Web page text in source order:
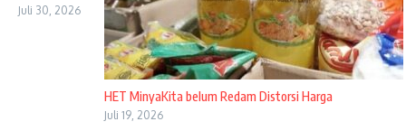
Juli 30, 2026
HET MinyaKita belum Redam Distorsi Harga
Juli 19, 2026